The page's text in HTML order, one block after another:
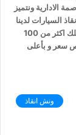
الادارية ونتميز
السيارات لدينا
ثابت ولن يتم مطالبتك بأي رسوم إضافية أو إكرامية لاننا نمتلك اكثر من 100
سعر و بأعلى
ونش انقاذ